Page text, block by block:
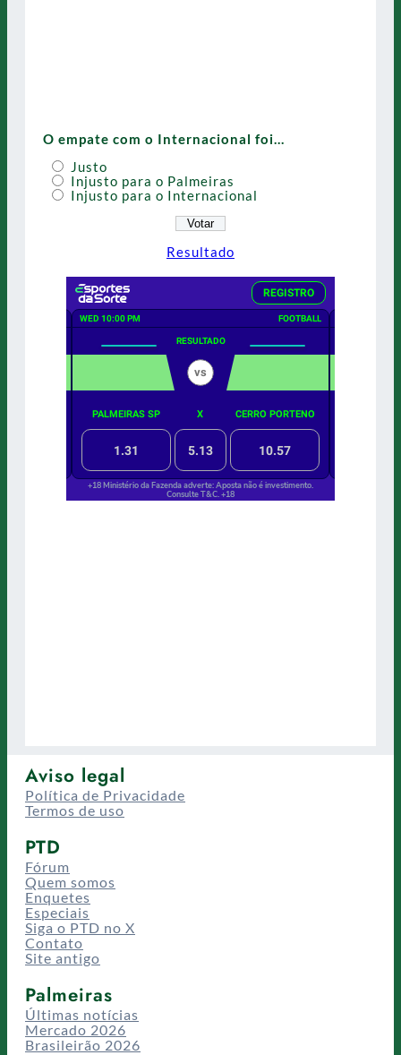
O empate com o Internacional foi…
Justo
Injusto para o Palmeiras
Injusto para o Internacional
Resultado
Aviso legal
Política de Privacidade
Termos de uso
PTD
Fórum
Quem somos
Enquetes
Especiais
Siga o PTD no X
Contato
Site antigo
Palmeiras
Últimas notícias
Mercado 2026
Brasileirão 2026